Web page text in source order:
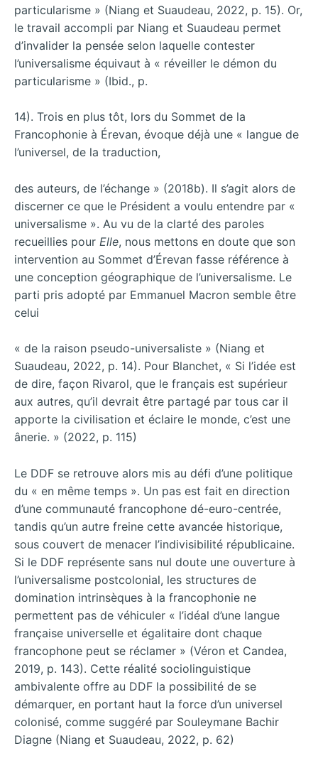
particularisme » (Niang et Suaudeau, 2022, p. 15). Or,
le travail accompli par Niang et Suaudeau permet
d’invalider la pensée selon laquelle contester
l’universalisme équivaut à « réveiller le démon du
particularisme » (Ibid., p.
14). Trois en plus tôt, lors du Sommet de la
Francophonie à Érevan, évoque déjà une « langue de
l’universel, de la traduction,
des auteurs, de l’échange » (2018b). Il s’agit alors de
discerner ce que le Président a voulu entendre par «
universalisme ». Au vu de la clarté des paroles
recueillies pour Elle, nous mettons en doute que son
intervention au Sommet d’Érevan fasse référence à
une conception géographique de l’universalisme. Le
parti pris adopté par Emmanuel Macron semble être
celui
« de la raison pseudo-universaliste » (Niang et
Suaudeau, 2022, p. 14). Pour Blanchet, « Si l’idée est
de dire, façon Rivarol, que le français est supérieur
aux autres, qu’il devrait être partagé par tous car il
apporte la civilisation et éclaire le monde, c’est une
ânerie. » (2022, p. 115)
Le DDF se retrouve alors mis au défi d’une politique
du « en même temps ». Un pas est fait en direction
d’une communauté francophone dé-euro-centrée,
tandis qu’un autre freine cette avancée historique,
sous couvert de menacer l’indivisibilité républicaine.
Si le DDF représente sans nul doute une ouverture à
l’universalisme postcolonial, les structures de
domination intrinsèques à la francophonie ne
permettent pas de véhiculer « l’idéal d’une langue
française universelle et égalitaire dont chaque
francophone peut se réclamer » (Véron et Candea,
2019, p. 143). Cette réalité sociolinguistique
ambivalente offre au DDF la possibilité de se
démarquer, en portant haut la force d’un universel
colonisé, comme suggéré par Souleymane Bachir
Diagne (Niang et Suaudeau, 2022, p. 62)